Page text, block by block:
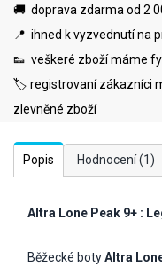
🚚 doprava zdarma od 2
📍 ihned k vyzvednutí na
👟 veškeré zboží máme
🏷️ registrovaní zákazníci
zlevněné zboží
Popis Hodnocení(1)
Altra Lone Peak 9+ :
Běžecké botyAltra